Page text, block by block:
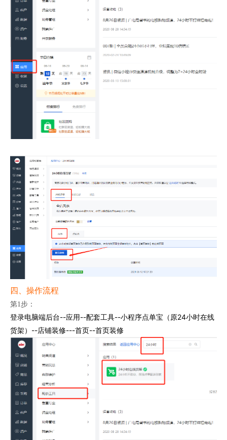
四、操作流程
第1步：
登录电脑端后台--应用--配套工具--小程序点单宝（原24小时在线
货架）--店铺装修---首页--首页装修